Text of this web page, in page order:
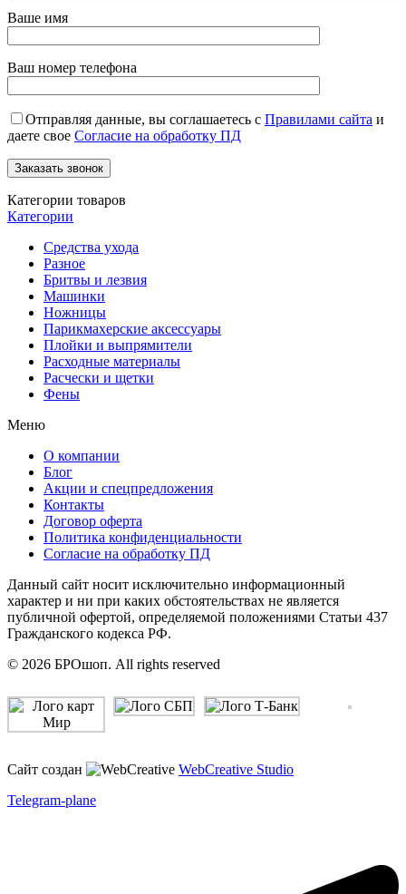
Ваше имя
Ваш номер телефона
Отправляя данные, вы соглашаетесь с Правилами сайта и
даете свое Согласие на обработку ПД
Категории товаров
Категории
Средства ухода
Разное
Бритвы и лезвия
Машинки
Ножницы
Парикмахерские аксессуары
Плойки и выпрямители
Расходные материалы
Расчески и щетки
Фены
Меню
О компании
Блог
Акции и спецпредложения
Контакты
Договор оферта
Политика конфиденциальности
Согласие на обработку ПД
Данный сайт носит исключительно информационный
характер и ни при каких обстоятельствах не является
публичной офертой, определяемой положениями Статьи 437
Гражданского кодекса РФ.
© 2026 БРОшоп. All rights reserved
Сайт создан
WebCreative Studio
Telegram-plane